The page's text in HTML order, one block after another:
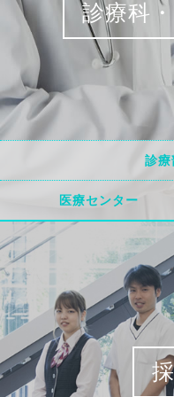
診療科
診療
医療センター